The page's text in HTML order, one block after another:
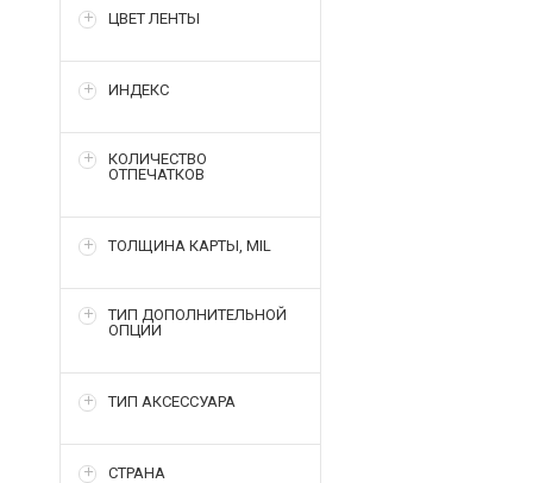
ЦВЕТ ЛЕНТЫ
ИНДЕКС
КОЛИЧЕСТВО
ОТПЕЧАТКОВ
ТОЛЩИНА КАРТЫ, MIL
ТИП ДОПОЛНИТЕЛЬНОЙ
ОПЦИИ
ТИП АКСЕССУАРА
СТРАНА